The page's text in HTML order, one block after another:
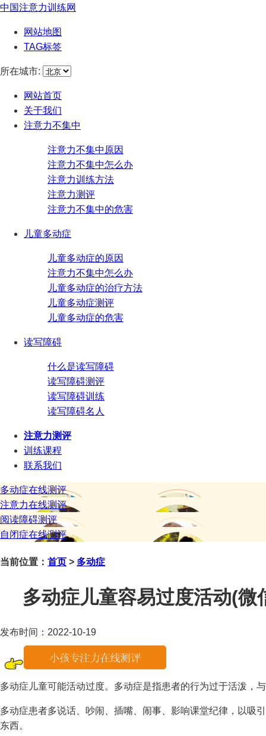
中国注意力训练网
网站地图
TAG标签
所在城市:
网站首页
关于我们
注意力不集中
注意力不集中原因
注意力不集中怎么办
注意力训练方法
注意力测评
注意力不集中的危害
儿童多动症
儿童多动症的原因
注意力不集中怎么办
儿童多动症的治疗方法
儿童多动症测评
儿童多动症的危害
读写障碍
什么是读写障碍
读写障碍测评
读写障碍训练
读写障碍名人
注意力测评
训练课程
联系我们
多动症在线测评
注意力在线测评
阅读障碍测评
自闭症在线测评
当前位置： 首页 > 多动症
多动症儿童容易过度活动(
发布时间：2022-10-19
多动症儿童可能活动过度。多动症是指患者的行为过于活泼，
多动症患者多说话、吵闹、插嘴、闹事、影响课堂纪律，以吸
东西。